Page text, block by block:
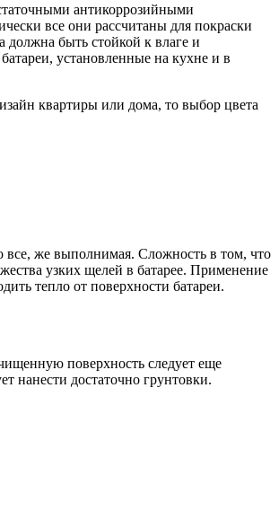
антикоррозийными
все они рассчитаны для покраски
должна быть стойкой к влаге и
установленные на кухне и в
квартиры или дома, то выбор цвета
все, же выполнимая. Сложность в том, что
узких щелей в батарее. Применение
тепло от поверхности батареи.
поверхность следует еще
нанести достаточно грунтовки.